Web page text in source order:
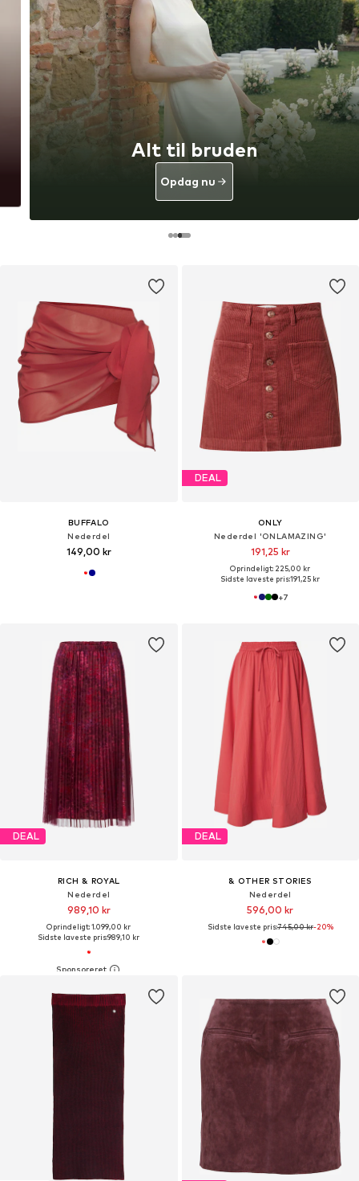
BUFFALO
Nederdel
149,00 kr
DEAL
ONLY
Nederdel 'ONLAMAZING'
191,25 kr
Oprindeligt: 225,00 kr
Sidste laveste pris:191,25 kr
+7
Alt til bruden
Opdag nu
DEAL
RICH & ROYAL
Nederdel
989,10 kr
Oprindeligt: 1.099,00 kr
Sidste laveste pris:989,10 kr
DEAL
& OTHER STORIES
Nederdel
596,00 kr
Sidste laveste pris:745,00 kr-20%